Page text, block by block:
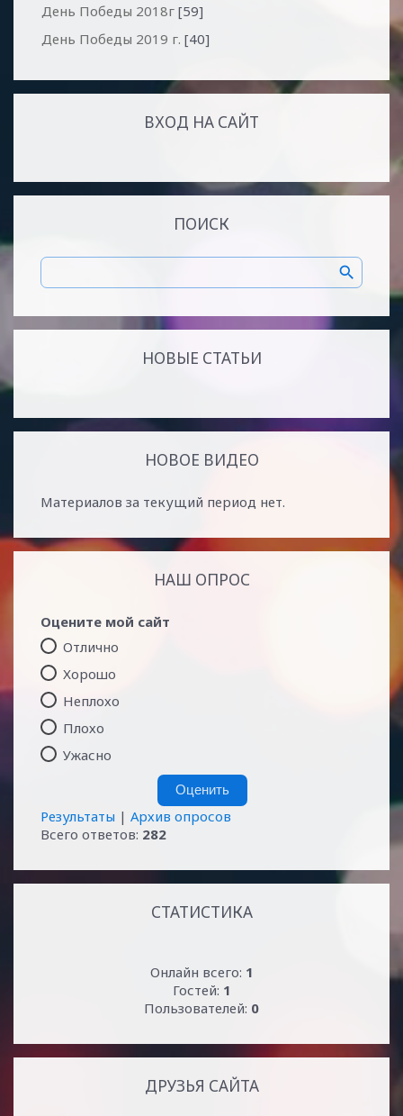
День Победы 2018г [59]
День Победы 2019 г. [40]
ВХОД НА САЙТ
ПОИСК
НОВЫЕ СТАТЬИ
НОВОЕ ВИДЕО
Материалов за текущий период нет.
НАШ ОПРОС
Оцените мой сайт
Отлично
Хорошо
Неплохо
Плохо
Ужасно
Результаты | Архив опросов
Всего ответов: 282
СТАТИСТИКА
Онлайн всего: 1
Гостей: 1
Пользователей: 0
ДРУЗЬЯ САЙТА